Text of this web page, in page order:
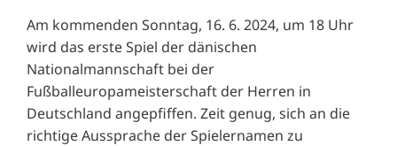
Am kommenden Sonntag, 16. 6. 2024, um 18 Uhr
wird das erste Spiel der dänischen
Nationalmannschaft bei der
Fußballeuropameisterschaft der Herren in
Deutschland angepfiffen. Zeit genug, sich an die
richtige Aussprache der Spielernamen zu